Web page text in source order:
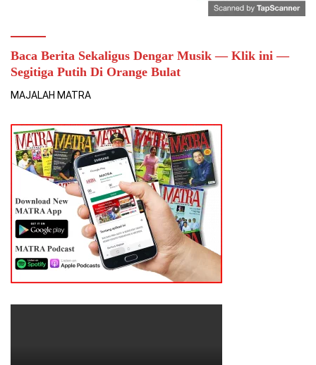
Baca Berita Sekaligus Dengar Musik — Klik ini —
Segitiga Putih Di Orange Bulat
MAJALAH MATRA